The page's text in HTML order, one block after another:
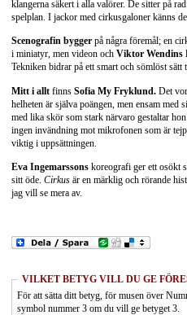
klangerna säkert i alla valörer. De sitter på
spelplan. I jackor med cirkusgaloner känns
Scenografin bygger på några föremål; en
i miniatyr, men videon och Viktor Wendins
Tekniken bidrar på ett smart och sömlöst sätt
Mitt i allt finns Sofia My Fryklund. Det
helheten är själva poängen, men ensam
med lika skör som stark närvaro gestaltar
ingen invändning mot mikrofonen som är
viktig i uppsättningen.
Eva Ingemarssons koreografi ger ett osökt
sitt öde. Cirkus är en märklig och rörande
jag vill se mera av.
VILKET BETYG VILL DU GE
För att sätta ditt betyg, för musen över
symbol nummer 3 om du vill ge betyget 3.